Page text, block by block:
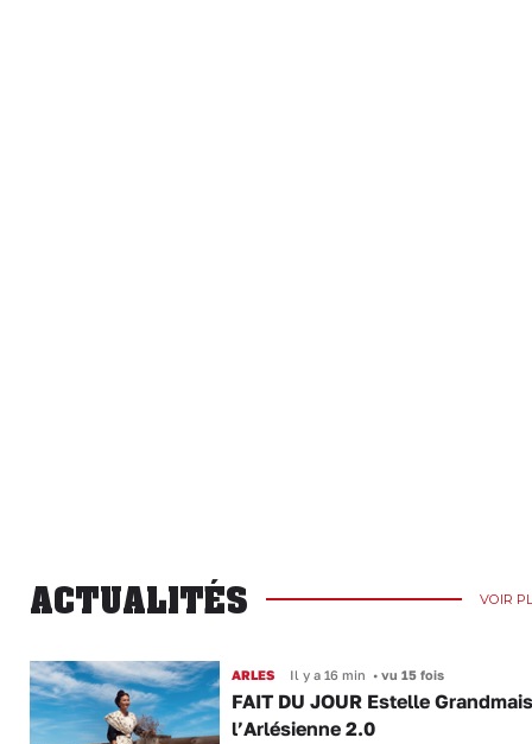
ACTUALITÉS VOIR
ARLES Il y a 16 min •vu 15 fois
FAIT DU JOUR Estelle
l’Arlésienne 2.0